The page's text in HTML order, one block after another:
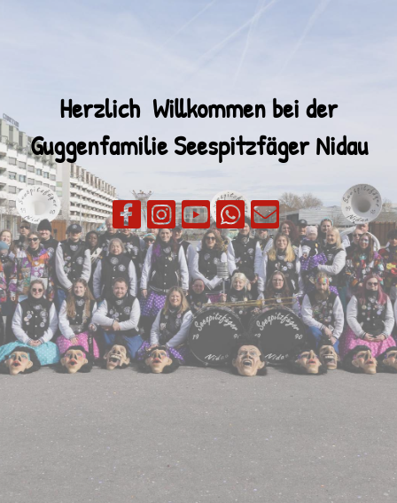
Herzlich Willkommen bei der
GuggenfamilieSeespitzfäger Nidau